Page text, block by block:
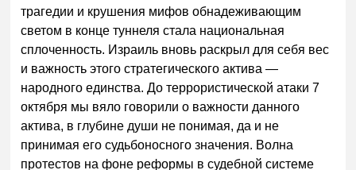
трагедии и крушения мифов обнадеживающим
светом в конце туннеля стала национальная
сплоченность. Израиль вновь раскрыл для себя вес
и важность этого стратегического актива —
народного единства. До террористической атаки 7
октября мы вяло говорили о важности данного
актива, в глубине души не понимая, да и не
принимая его судьбоносного значения. Волна
протестов на фоне реформы в судебной системе